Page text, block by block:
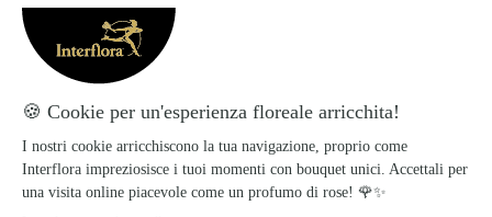
all'orario indicato.
Confezionamento
I prodotti Interflora vengono realizzati e
confezionati il giorno stesso per garantirti la
freschezza dei fiori. Inoltre, è possibile
aggiungere alle composizioni il nastro funebre e
inserire il nome del mittente su di esso.